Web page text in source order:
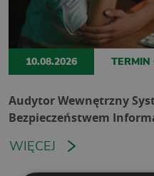
10.08.2026
Audytor Wewnętrzny
Bezpieczeństwem
WIĘCEJ